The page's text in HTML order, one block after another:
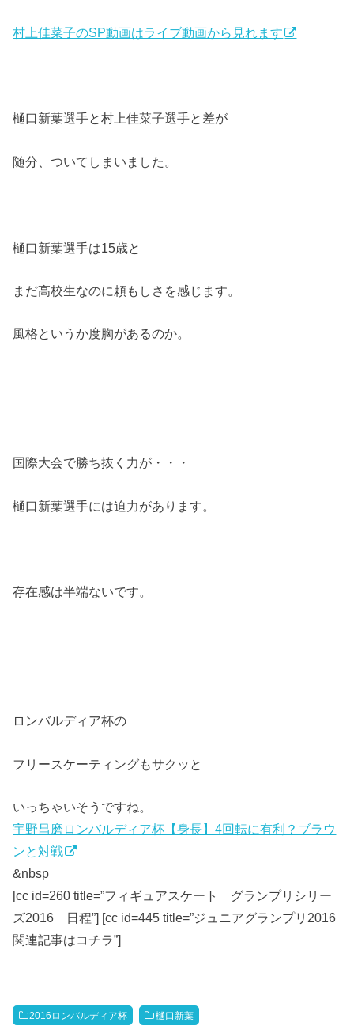
村上佳菜子のSP動画はライブ動画から見れます
樋口新葉選手と村上佳菜子選手と差が
随分、ついてしまいました。
樋口新葉選手は15歳と
まだ高校生なのに頼もしさを感じます。
風格というか度胸があるのか。
国際大会で勝ち抜く力が・・・
樋口新葉選手には迫力があります。
存在感は半端ないです。
ロンバルディア杯の
フリースケーティングもサクッと
いっちゃいそうですね。
宇野昌磨ロンバルディア杯【身長】4回転に有利？ブラウ
ンと対戦
&nbsp
[cc id=260 title=”フィギュアスケート グランプリシリー
ズ2016 日程”] [cc id=445 title=”ジュニアグランプリ2016
関連記事はコチラ”]
2016ロンバルディア杯 樋口新葉